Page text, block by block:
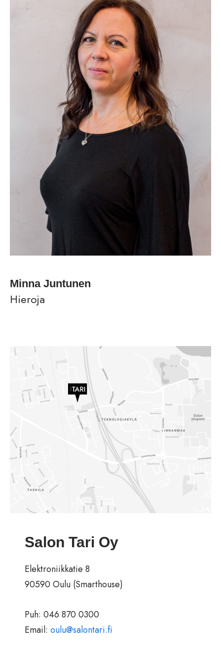
Minna Juntunen
Hieroja
Salon Tari Oy
Elektroniikkatie 8
90590 Oulu (Smarthouse)
Puh: 046 870 0300
Email: oulu@salontari.fi